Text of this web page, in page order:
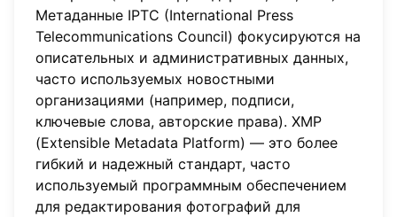
Метаданные IPTC (International Press
Telecommunications Council) фокусируются на
описательных и административных данных,
часто используемых новостными
организациями (например, подписи,
ключевые слова, авторские права). XMP
(Extensible Metadata Platform) — это более
гибкий и надежный стандарт, часто
используемый программным обеспечением
для редактирования фотографий для